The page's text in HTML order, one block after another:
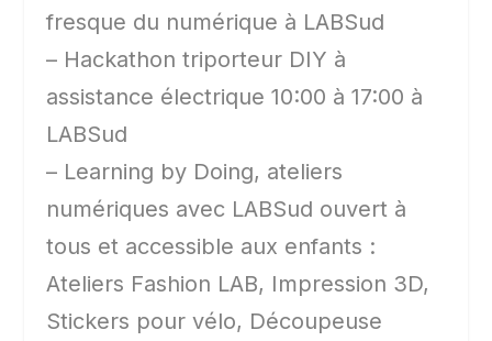
fresque du numérique à LABSud
– Hackathon triporteur DIY à
assistance électrique 10:00 à 17:00 à
LABSud
– Learning by Doing, ateliers
numériques avec LABSud ouvert à
tous et accessible aux enfants :
Ateliers Fashion LAB, Impression 3D,
Stickers pour vélo, Découpeuse